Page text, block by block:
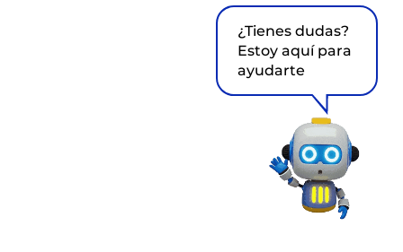
¿Tienes dudas?
Estoy aquí para
ayudarte